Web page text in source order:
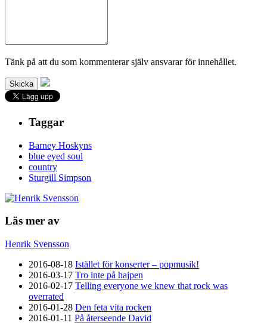
Tänk på att du som kommenterar själv ansvarar för innehållet.
Taggar
Barney Hoskyns
blue eyed soul
country
Sturgill Simpson
Läs mer av
Henrik Svensson
2016-08-18 Istället för konserter – popmusik!
2016-03-17 Tro inte på hajpen
2016-02-17 Telling everyone we knew that rock was
overrated
2016-01-28 Den feta vita rocken
2016-01-11 På återseende David